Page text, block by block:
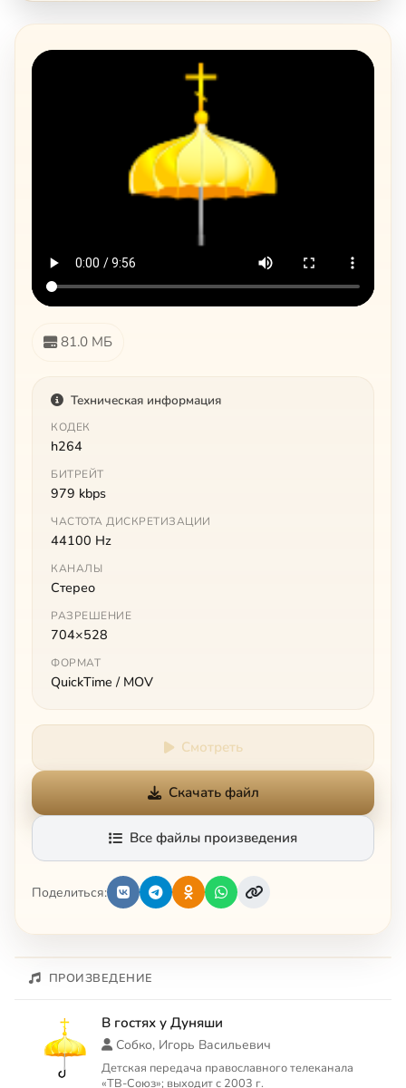
81.0 МБ
Техническая информация
КОДЕК
h264
БИТРЕЙТ
979 kbps
ЧАСТОТА ДИСКРЕТИЗАЦИИ
44100 Hz
КАНАЛЫ
Стерео
РАЗРЕШЕНИЕ
704×528
ФОРМАТ
QuickTime / MOV
Смотреть
Скачать файл
Все файлы произведения
Поделиться:
ПРОИЗВЕДЕНИЕ
В гостях у Дуняши
Собко, Игорь Васильевич
Детская передача православного телеканала
«ТВ-Союз»; выходит с 2003 г.